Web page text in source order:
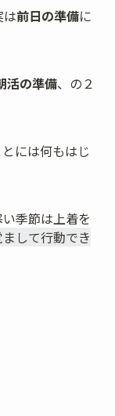
前日の準備に
活の準備、の２
には何もはじ
季節は上着を
して行動でき